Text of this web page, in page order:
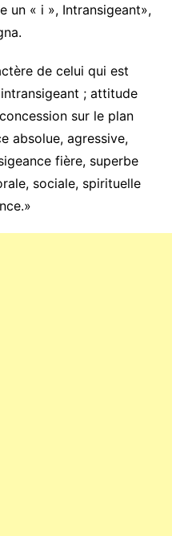
un « i », Intransigeant»,
de celui qui est
; attitude
sur le plan
absolue, agressive,
fière, superbe
sociale, spirituelle